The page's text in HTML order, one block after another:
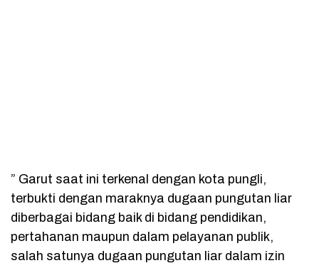
” Garut saat ini terkenal dengan kota pungli,
terbukti dengan maraknya dugaan pungutan liar
diberbagai bidang baik di bidang pendidikan,
pertahanan maupun dalam pelayanan publik,
salah satunya dugaan pungutan liar dalam izin